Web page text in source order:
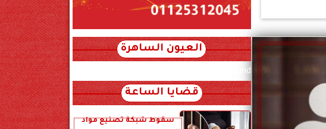
العيون الساهرة
xml_json/rss/~12.xml x0n not found
قضايا الساعة
سقوط شبكة تصنيع مواد